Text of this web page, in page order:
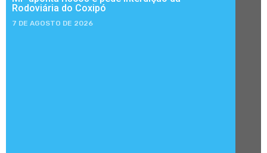
Rodoviária do Coxipó
7 DE AGOSTO DE 2026